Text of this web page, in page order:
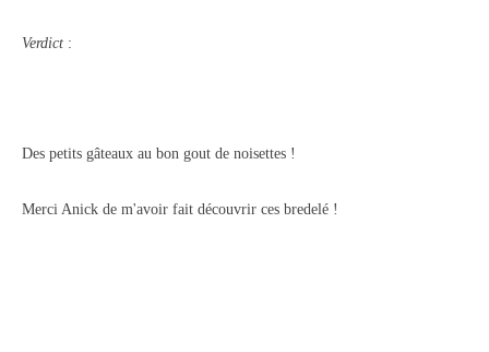
Verdict :
Des petits gâteaux au bon gout de noisettes !
Merci Anick de m'avoir fait découvrir ces bredelé !